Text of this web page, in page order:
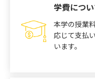
学費につ
本学の授業
応じて支払
います。